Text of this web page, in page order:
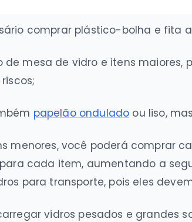
comprar plástico-bolha e fita
de mesa de vidro e itens maiores,
papelão ondulado ou liso,
menores, você poderá comprar
cada item, aumentando a
para transporte, pois eles
vidros pesados e grandes